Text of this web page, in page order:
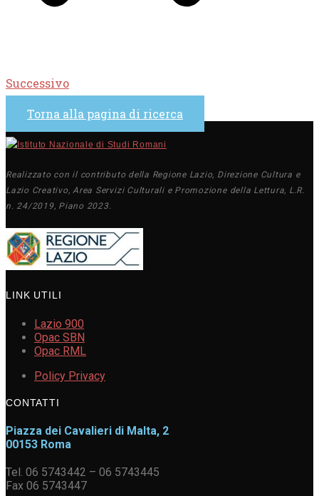
Successivo
Torna alla pagina di ricerca
Realizzato con il contributo della Regione Lazio, Direzione Cultura e
Lazio Creativo, Area Servizi Culturali e Promozione della Lettura, L.R.
n. 24/2019, Piano 2023.
LINK UTILI
Lazio 900
Opac SBN
Opac RML
Policy Privacy
CONTATTI
Piazza dei Cavalieri di Malta, 2
00153 Roma
Tel. 06 5743442 – 06 5743445
Fax 06 5743447